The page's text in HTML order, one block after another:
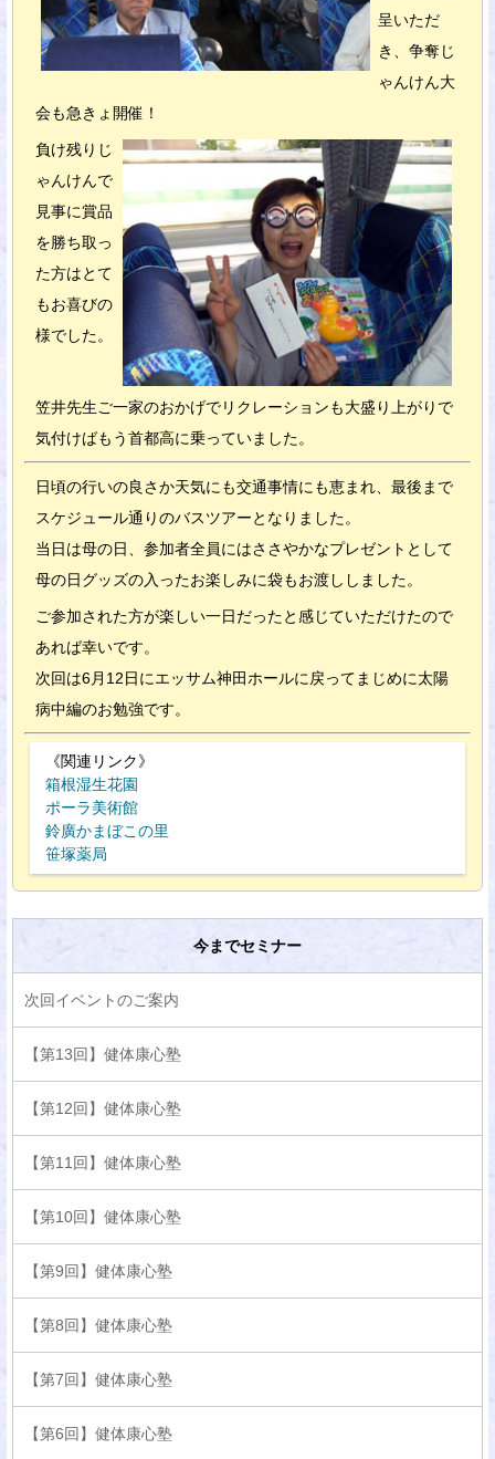
呈いただ
き、争奪じ
ゃんけん大
会も急きょ開催！
負け残りじ
ゃんけんで
見事に賞品
を勝ち取っ
た方はとて
もお喜びの
様でした。
笠井先生ご一家のおかげでリクレーションも大盛り上がりで
気付けばもう首都高に乗っていました。
日頃の行いの良さか天気にも交通事情にも恵まれ、最後まで
スケジュール通りのバスツアーとなりました。
当日は母の日、参加者全員にはささやかなプレゼントとして
母の日グッズの入ったお楽しみに袋もお渡ししました。
ご参加された方が楽しい一日だったと感じていただけたので
あれば幸いです。
次回は6月12日にエッサム神田ホールに戻ってまじめに太陽
病中編のお勉強です。
《関連リンク》
箱根湿生花園
ポーラ美術館
鈴廣かまぼこの里
笹塚薬局
今までセミナー
次回イベントのご案内
【第13回】健体康心塾
【第12回】健体康心塾
【第11回】健体康心塾
【第10回】健体康心塾
【第9回】健体康心塾
【第8回】健体康心塾
【第7回】健体康心塾
【第6回】健体康心塾